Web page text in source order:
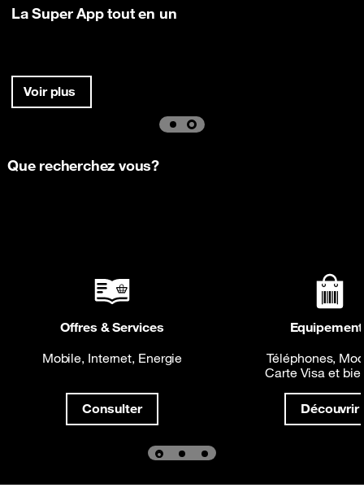
La Super App tout en un
Voir plus
Que recherchez vous?
Offres & Services
Mobile, Internet, Energie
Consulter
Téléphones,
Carte Visa et
Découvrir